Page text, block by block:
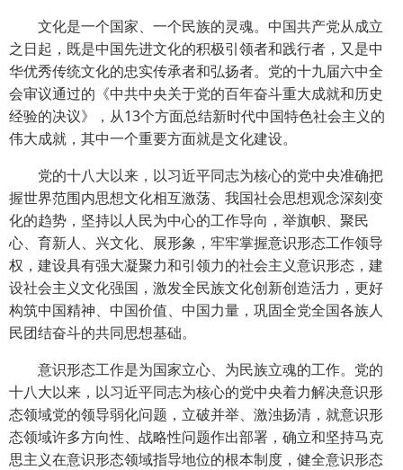
文化是一个国家、一个民族的灵魂。中国共产党从成立
之日起，既是中国先进文化的积极引领者和践行者，又是中
华优秀传统文化的忠实传承者和弘扬者。党的十九届六中全
会审议通过的《中共中央关于党的百年奋斗重大成就和历史
经验的决议》，从13个方面总结新时代中国特色社会主义的
伟大成就，其中一个重要方面就是文化建设。
党的十八大以来，以习近平同志为核心的党中央准确把
握世界范围内思想文化相互激荡、我国社会思想观念深刻变
化的趋势，坚持以人民为中心的工作导向，举旗帜、聚民
心、育新人、兴文化、展形象，牢牢掌握意识形态工作领导
权，建设具有强大凝聚力和引领力的社会主义意识形态，建
设社会主义文化强国，激发全民族文化创新创造活力，更好
构筑中国精神、中国价值、中国力量，巩固全党全国各族人
民团结奋斗的共同思想基础。
意识形态工作是为国家立心、为民族立魂的工作。党的
十八大以来，以习近平同志为核心的党中央着力解决意识形
态领域党的领导弱化问题，立破并举、激浊扬清，就意识形
态领域许多方向性、战略性问题作出部署，确立和坚持马克
思主义在意识形态领域指导地位的根本制度，健全意识形态